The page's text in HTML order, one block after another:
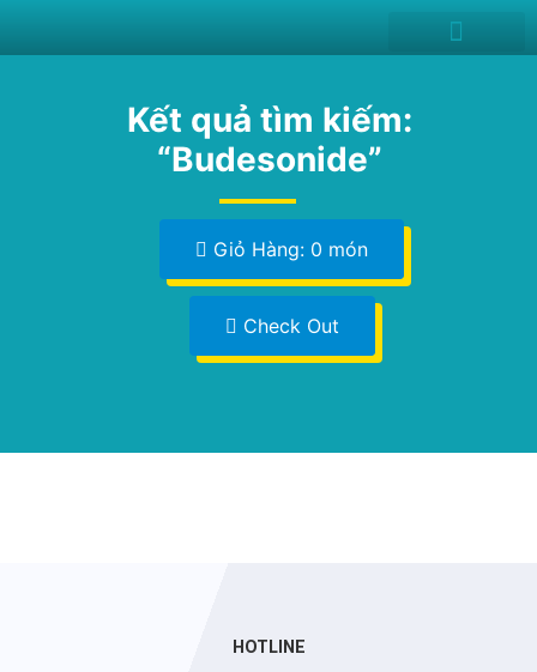
Kết quả tìm kiếm:
“Budesonide”
Giỏ Hàng: 0 món
Check Out
HOTLINE